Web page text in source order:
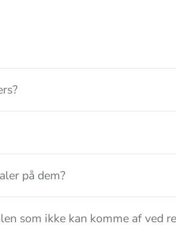
på dem?
som ikke kan komme af ved